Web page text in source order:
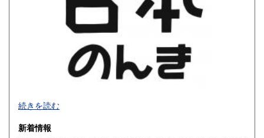
200円 福岡県
200円 長崎県
200円 大分県
沖縄県
続きを読む
新着情報